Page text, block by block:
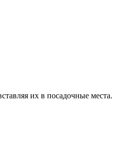
их в посадочные места.